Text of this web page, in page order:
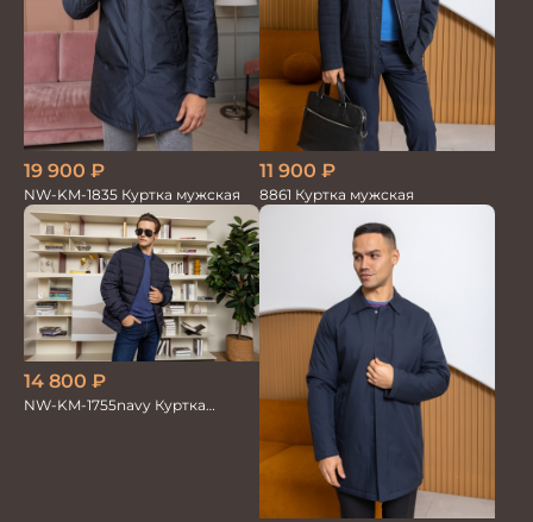
19 900 ₽
NW-KM-1835 Куртка мужская
11 900 ₽
8861 Куртка мужская
14 800 ₽
NW-KM-1755navy Куртка